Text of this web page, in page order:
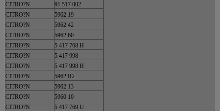
CITRO?N
91 517 002
CITRO?N
5962 19
CITRO?N
5962 42
CITRO?N
5962 60
CITRO?N
5 417 768 H
CITRO?N
5 417 998
CITRO?N
5 417 998 H
CITRO?N
5962 R2
CITRO?N
5962 13
CITRO?N
5960 10
CITRO?N
5 417 769 U